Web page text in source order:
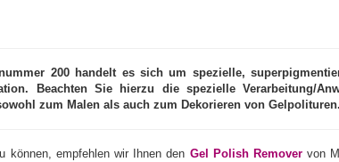
200 handelt es sich um spezielle,
Beachten Sie hierzu die spezielle Verarbeitung/
zum Malen als auch zum Dekorieren von Gelpolituren.
können, empfehlen wir Ihnen den Gel Polish Removervon